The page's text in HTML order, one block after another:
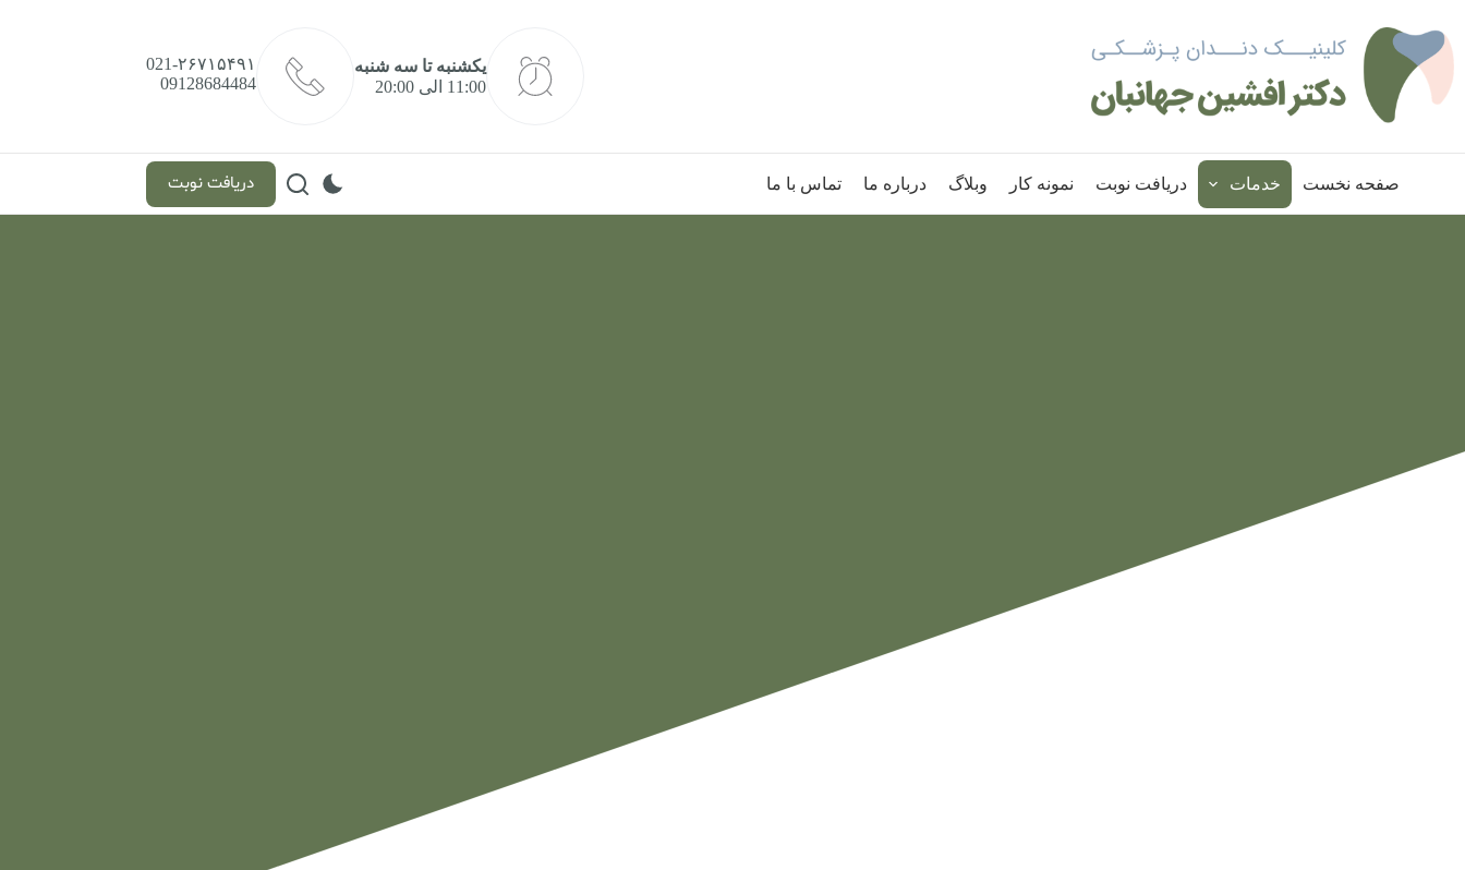
یکشنبه تا سه شنبه
11:00 الی 20:00
021-۲۶۷۱۵۴۹۱
09128684484
صفحه نخست خدمات دریافت نوبت نمونه کار وبلاگ درباره ما تماس با ما دریافت نوبت